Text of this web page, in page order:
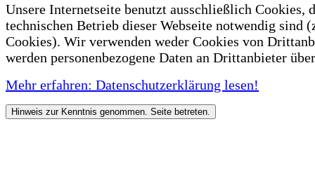
Unsere Internetseite benutzt ausschließlich Cookies,
technischen Betrieb dieser Webseite notwendig sind
Cookies). Wir verwenden weder Cookies von
werden personenbezogene Daten an Drittanbieter
Mehr erfahren: Datenschutzerklärung lesen!
Hinweis zur Kenntnis genommen. Seite betreten.